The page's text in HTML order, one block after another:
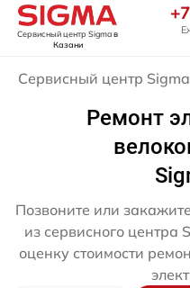
Сервисный центр Sigmaв
Казани
Сервисный центр Sigma
Ремонт
Позвоните или
из сервисного центра
оценку стоимости